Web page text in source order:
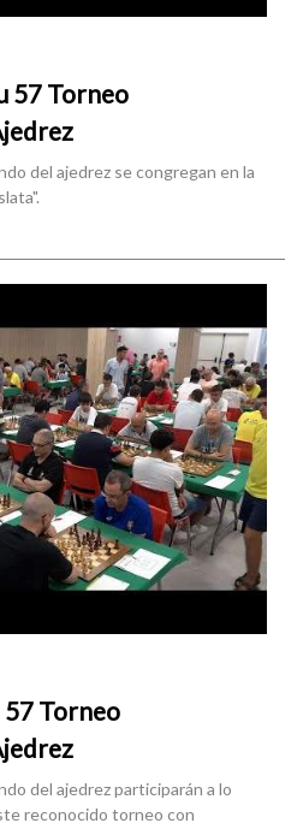
57 Torneo
del ajedrez se congregan en la
57 Torneo
del ajedrez participarán a lo
reconocido torneo con